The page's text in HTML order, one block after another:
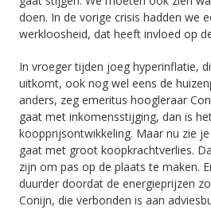
doen. In de vorige crisis hadden we
werkloosheid, dat heeft invloed op
In vroeger tijden joeg hyperinflatie,
uitkomt, ook nog wel eens de
anders, zeg emeritus hoogleraar
gaat met inkomensstijging, dan is
koopprijsontwikkeling. Maar nu zie
gaat met groot koopkrachtverlies.
zijn om pas op de plaats te maken.
duurder doordat de energieprijzen
Conijn, die verbonden is aan